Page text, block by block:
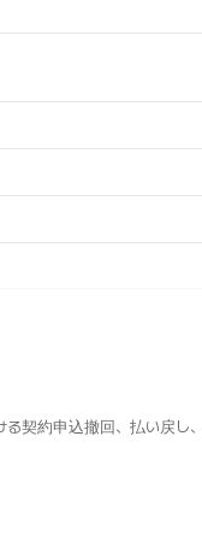
契約申込撤回、払い戻し